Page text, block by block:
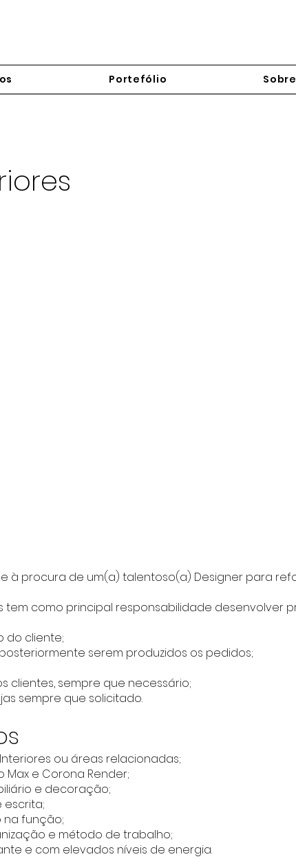
Portefólio Sobre
à procura de um(a) talentoso(a) Designer para
tem como principal responsabilidade desenvolver
do cliente;
serem produzidos os pedidos;
clientes, sempre que necessário;
sempre que solicitado.
ou áreas relacionadas;
Max e Corona Render;
e decoração;
escrita;
na função;
e método de trabalho;
e com elevados níveis de energia.